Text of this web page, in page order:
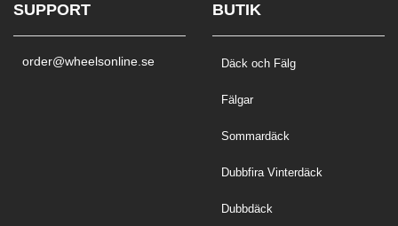
SUPPORT
order@wheelsonline.se
BUTIK
Däck och Fälg
Fälgar
Sommardäck
Dubbfira Vinterdäck
Dubbdäck